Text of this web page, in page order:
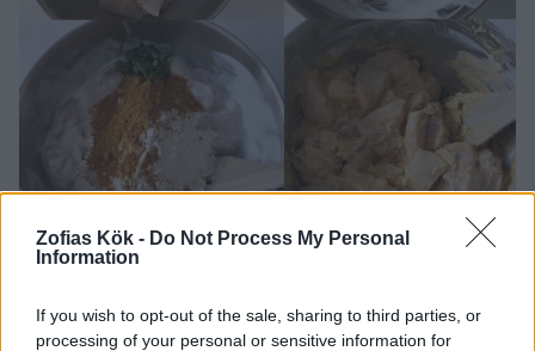
Zofias Kök - Do Not Process My Personal
Information
If you wish to opt-out of the sale, sharing to third parties, or
processing of your personal or sensitive information for